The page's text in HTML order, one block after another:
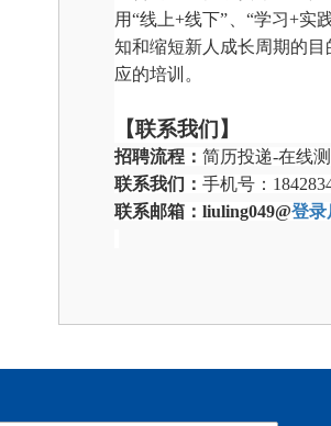
用“线上+线下”、“学习+
知和缩短新人成长周期的
应的培训。
【联系我们】
招聘流程 ： 简历投递-在线
联系我们： 手机号 ：
联系邮箱 ： liuling049@登录